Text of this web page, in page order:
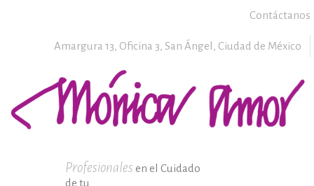
Contáctanos
Amargura 13, Oficina 3, San Ángel, Ciudad de México
Profesionales en el Cuidado
de tu